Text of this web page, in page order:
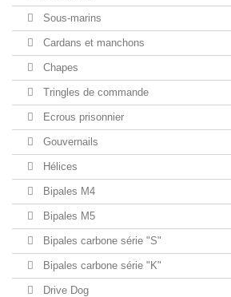
Sous-marins
Cardans et manchons
Chapes
Tringles de commande
Ecrous prisonnier
Gouvernails
Hélices
Bipales M4
Bipales M5
Bipales carbone série "S"
Bipales carbone série "K"
Drive Dog